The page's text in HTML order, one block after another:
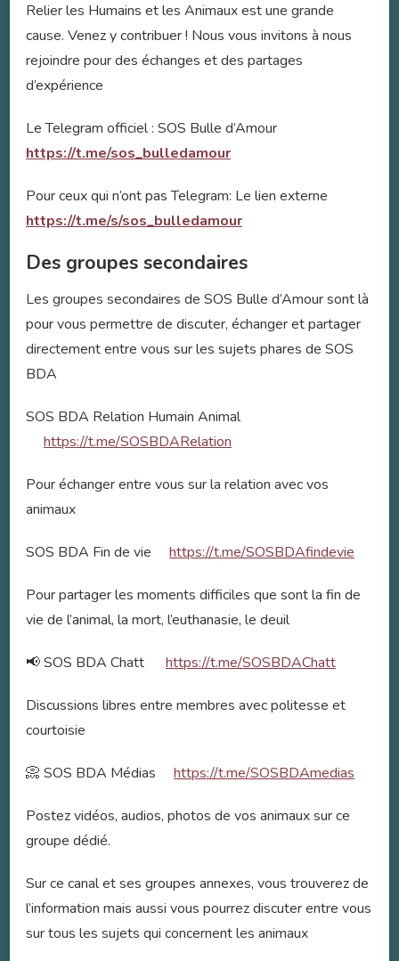
Relier les Humains et les Animaux est une grande
cause. Venez y contribuer ! Nous vous invitons à nous
rejoindre pour des échanges et des partages
d’expérience
Le Telegram officiel : SOS Bulle d’Amour
https://t.me/sos_bulledamour
Pour ceux qui n’ont pas Telegram: Le lien externe
https://t.me/s/sos_bulledamour
Des groupes secondaires
Les groupes secondaires de SOS Bulle d’Amour sont là
pour vous permettre de discuter, échanger et partager
directement entre vous sur les sujets phares de SOS
BDA
SOS BDA Relation Humain Animal
https://t.me/SOSBDARelation
Pour échanger entre vous sur la relation avec vos
animaux
SOS BDA Fin de vie https://t.me/SOSBDAfindevie
Pour partager les moments difficiles que sont la fin de
vie de l’animal, la mort, l’euthanasie, le deuil
📢 SOS BDA Chatt https://t.me/SOSBDAChatt
Discussions libres entre membres avec politesse et
courtoisie
📀 SOS BDA Médias https://t.me/SOSBDAmedias
Postez vidéos, audios, photos de vos animaux sur ce
groupe dédié.
Sur ce canal et ses groupes annexes, vous trouverez de
l’information mais aussi vous pourrez discuter entre vous
sur tous les sujets qui concernent les animaux